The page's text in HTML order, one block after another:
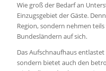
Wie groß der Bedarf an
Einzugsgebiet der Gäste.
Region, sondern nehmen
Bundesländern auf sich.
Das Aufschnaufhaus
sondern bietet auch den